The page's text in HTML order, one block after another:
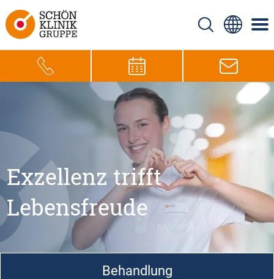
Exzellenz trifft
Lebensfreude
Behandlung